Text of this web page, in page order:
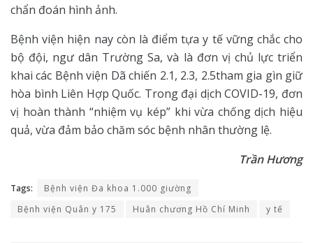
chẩn đoán hình ảnh.
Bệnh viện hiện nay còn là điểm tựa y tế vững chắc cho
bộ đội, ngư dân Trường Sa, và là đơn vị chủ lực triển
khai các Bệnh viện Dã chiến 2.1, 2.3, 2.5tham gia gìn giữ
hòa bình Liên Hợp Quốc. Trong đại dịch COVID-19, đơn
vị hoàn thành “nhiệm vụ kép” khi vừa chống dịch hiệu
quả, vừa đảm bảo chăm sóc bệnh nhân thường lệ.
Trần Hương
Tags:
Bệnh viện Đa khoa 1.000 giường
Bệnh viện Quân y 175
Huân chương Hồ Chí Minh y tế